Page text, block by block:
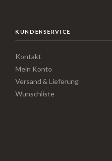
KUNDENSERVICE
Kontakt
Mein Konto
Versand & Lieferung
Wunschliste